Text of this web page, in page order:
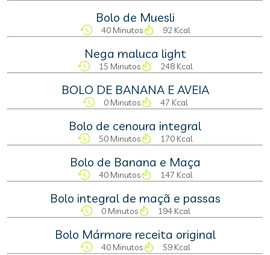
Bolo de Muesli
40 Minutos 92 Kcal
Nega maluca light
15 Minutos 248 Kcal
BOLO DE BANANA E AVEIA
0 Minutos 47 Kcal
Bolo de cenoura integral
50 Minutos 170 Kcal
Bolo de Banana e Maça
40 Minutos 147 Kcal
Bolo integral de maçã e passas
0 Minutos 194 Kcal
Bolo Mármore receita original
40 Minutos 59 Kcal